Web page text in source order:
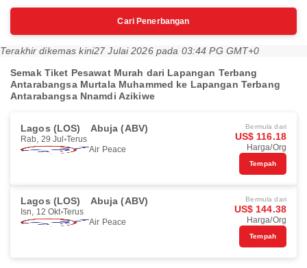
Cari Penerbangan
Terakhir dikemas kini27 Julai 2026 pada 03:44 PG GMT+0
Semak Tiket Pesawat Murah dari Lapangan Terbang
Antarabangsa Murtala Muhammed ke Lapangan Terbang
Antarabangsa Nnamdi Azikiwe
Lagos (LOS) Abuja (ABV)
Rab, 29 Jul Terus
Air Peace
Bermula dari
US$ 116.18
Harga/Org
Tempah
Lagos (LOS) Abuja (ABV)
Isn, 12 Okt Terus
Air Peace
Bermula dari
US$ 144.38
Harga/Org
Tempah